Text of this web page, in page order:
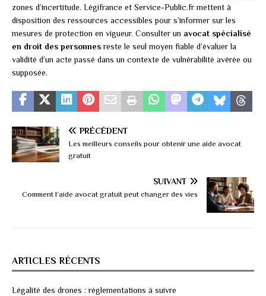
zones d’incertitude. Légifrance et Service-Public.fr mettent à
disposition des ressources accessibles pour s’informer sur les
mesures de protection en vigueur. Consulter un avocat spécialisé
en droit des personnesreste le seul moyen fiable d’évaluer la
validité d’un acte passé dans un contexte de vulnérabilité avérée ou
supposée.
PRÉCÉDENT
Les meilleurs conseils pour obtenir une aide avocat
gratuit
SUIVANT
Comment l’aide avocat gratuit peut changer des vies
ARTICLES RÉCENTS
Légalité des drones : réglementations à suivre